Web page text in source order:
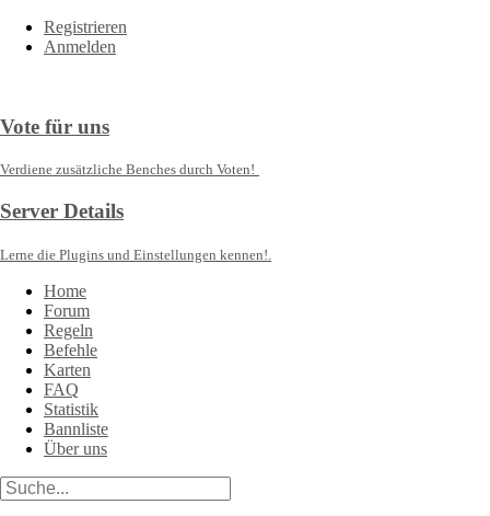
Registrieren
Anmelden
Vote für uns
Verdiene zusätzliche Benches durch Voten!
Server Details
Lerne die Plugins und Einstellungen kennen!.
Home
Forum
Regeln
Befehle
Karten
FAQ
Statistik
Bannliste
Über uns